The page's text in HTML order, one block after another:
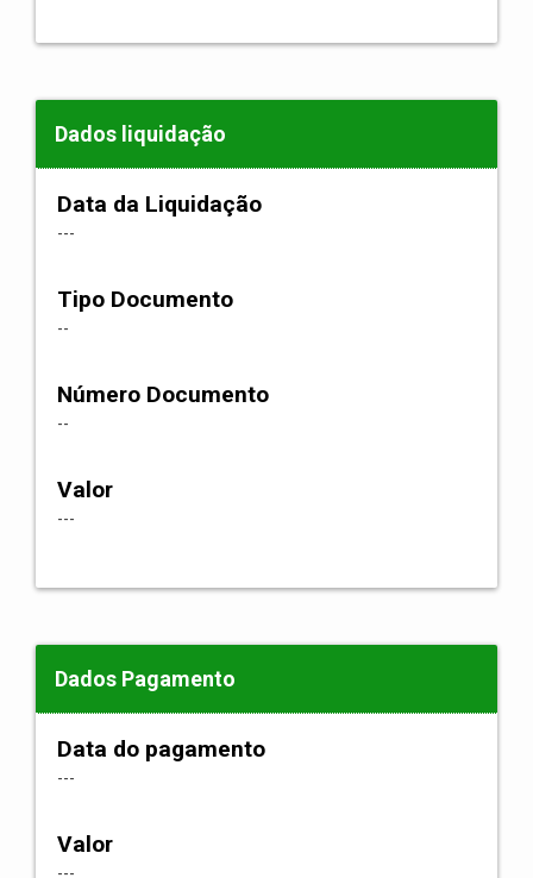
Dados liquidação
Data da Liquidação
---
Tipo Documento
--
Número Documento
--
Valor
---
Dados Pagamento
Data do pagamento
---
Valor
---